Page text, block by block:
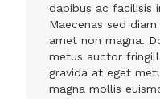
dapibus ac facilisis
Maecenas sed
amet non magna.
metus auctor
gravida at eget
magna mollis